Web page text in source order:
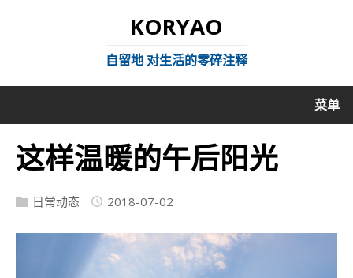
KORYAO
自留地 对生活的零碎注释
菜单
这样温暖的午后阳光
日常动态 2018-07-02